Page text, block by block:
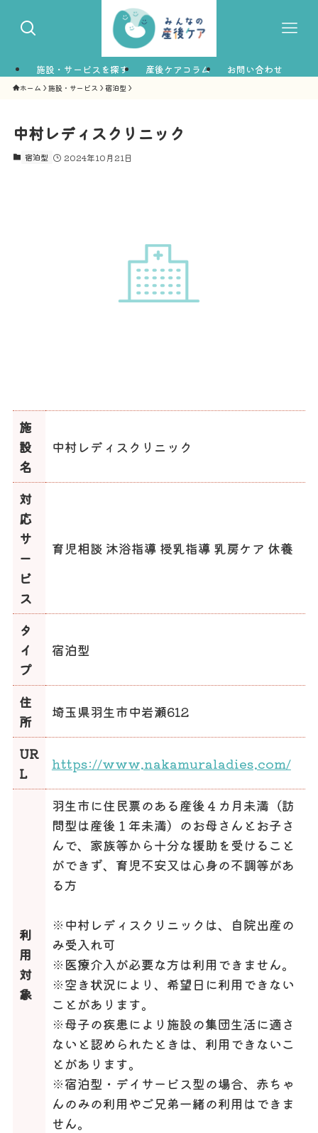
施設・サービスを探す 産後ケアコラム お問い合わせ
ホーム 施設・サービス 宿泊型
中村レディスクリニック
宿泊型 2024年10月21日
施
設
名
中村レディスクリニック
対
応
サ
ー
ビ
ス
育児相談 沐浴指導 授乳指導 乳房ケア 休養
タ
イ
プ
宿泊型
住
所
埼玉県羽生市中岩瀬612
UR
L
https://www.nakamuraladies.com/
利
用
対
象
羽生市に住民票のある産後４カ月未満（訪
問型は産後１年未満）のお母さんとお子さ
んで、家族等から十分な援助を受けること
ができず、育児不安又は心身の不調等があ
る方
※中村レディスクリニックは、自院出産の
み受入れ可
※医療介入が必要な方は利用できません。
※空き状況により、希望日に利用できない
ことがあります。
※母子の疾患により施設の集団生活に適さ
ないと認められたときは、利用できないこ
とがあります。
※宿泊型・デイサービス型の場合、赤ちゃ
んのみの利用やご兄弟一緒の利用はできま
せん。